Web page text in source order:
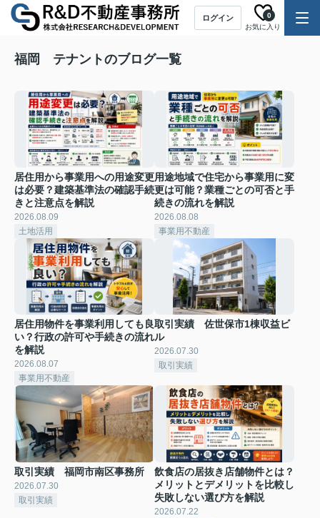
ログイン
お気に入り
0
福岡 テナントのブログ一覧
居住用から事業用への用途変更
は必要？建築基準法の確認手続
きと注意点を解説
2026.08.09
土地活用
用途地域で住宅から事業用に変
更は可能？業種ごとの可否と手
続きの流れを解説
2026.08.08
事業用不動産
居住用物件を事業利用しても良
い？行政の許可や手続きの流れ
を解説
2026.08.07
事業用不動産
取引実績 佐世保市1棟収益ビ
ル
2026.07.30
取引実績
取引実績 福岡市南区事務所
2026.07.30
取引実績
飲食店の居抜き店舗物件とは？
メリットとデメリットを比較し
失敗しない選び方を解説
2026.07.22